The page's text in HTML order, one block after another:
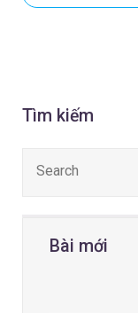
Tìm kiếm
Bài mới